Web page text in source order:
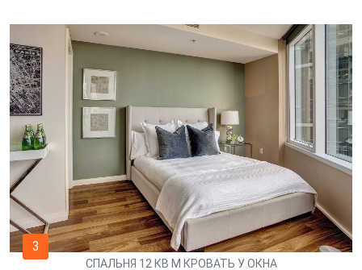
3
СПАЛЬНЯ 12 КВ М КРОВАТЬ У ОКНА